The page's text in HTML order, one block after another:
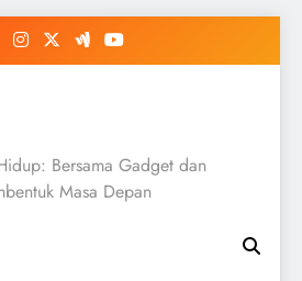
Bersama Gadget dan
Masa Depan